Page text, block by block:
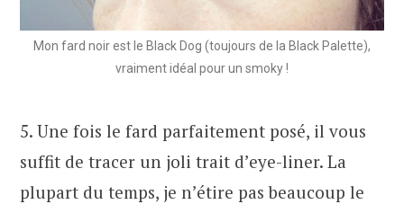
Mon fard noir est le Black Dog (toujours de la Black Palette),
vraiment idéal pour un smoky !
5. Une fois le fard parfaitement posé, il vous
suffit de tracer un joli trait d’eye-liner. La
plupart du temps, je n’étire pas beaucoup le